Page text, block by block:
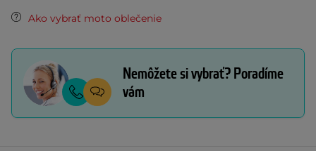
Ako vybrať moto oblečenie
Nemôžete si vybrať? Poradíme
vám